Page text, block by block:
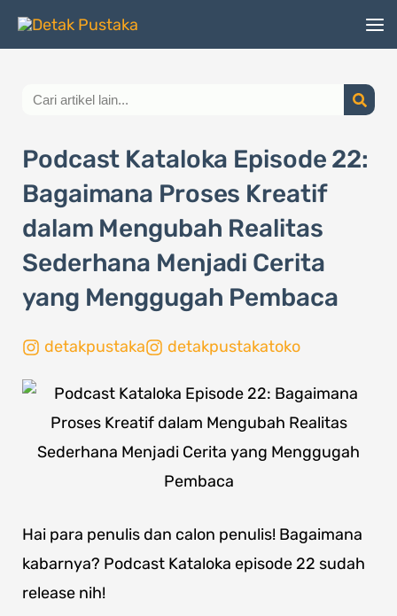
Lewati
Search
Podcast Kataloka Episode 22:
Bagaimana Proses Kreatif
dalam Mengubah Realitas
Sederhana Menjadi Cerita
yang Menggugah Pembaca
detakpustaka detakpustakatoko
Hai para penulis dan calon penulis! Bagaimana
kabarnya? Podcast Kataloka episode 22 sudah
release nih!